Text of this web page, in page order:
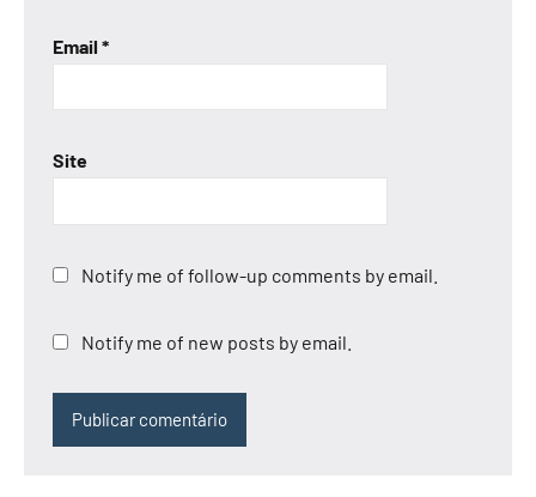
Email *
Site
Notify me of follow-up comments by email.
Notify me of new posts by email.